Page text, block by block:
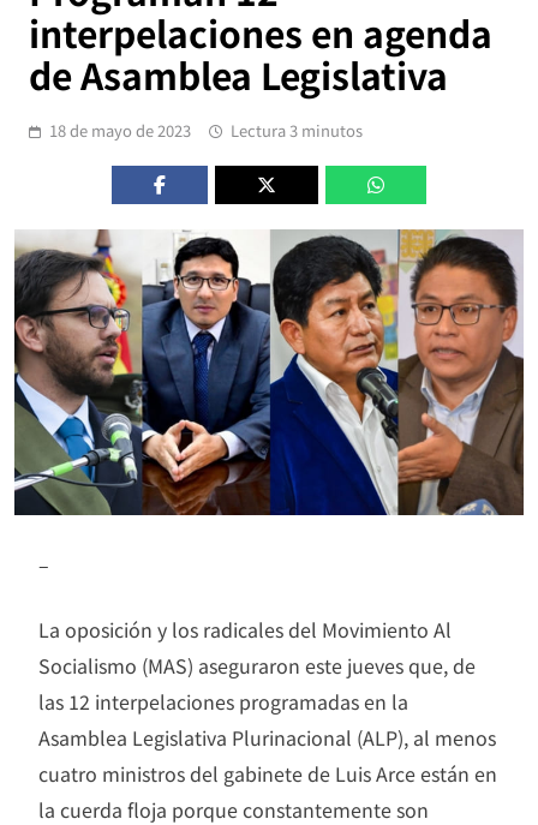
interpelaciones en agenda
de Asamblea Legislativa
18 de mayo de 2023 Lectura 3 minutos
–
La oposición y los radicales del Movimiento Al
Socialismo (MAS) aseguraron este jueves que, de
las 12 interpelaciones programadas en la
Asamblea Legislativa Plurinacional (ALP), al menos
cuatro ministros del gabinete de Luis Arce están en
la cuerda floja porque constantemente son